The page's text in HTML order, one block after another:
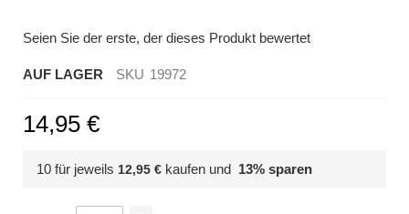
Seien Sie der erste, der dieses Produkt bewertet
AUF LAGER SKU 19972
14,95 €
10 für jeweils 12,95 € kaufen und 13% sparen